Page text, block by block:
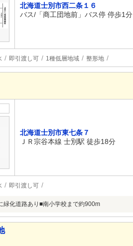
北海道士別市西二条１６
バス/「商工団地前」バス停 停歩1分
即引渡し可 1種低層地域 整形地
北海道士別市東七条７
ＪＲ宗谷本線 士別駅 徒歩18分
即引渡し可
緑化道路あり■南小学校まで約900m